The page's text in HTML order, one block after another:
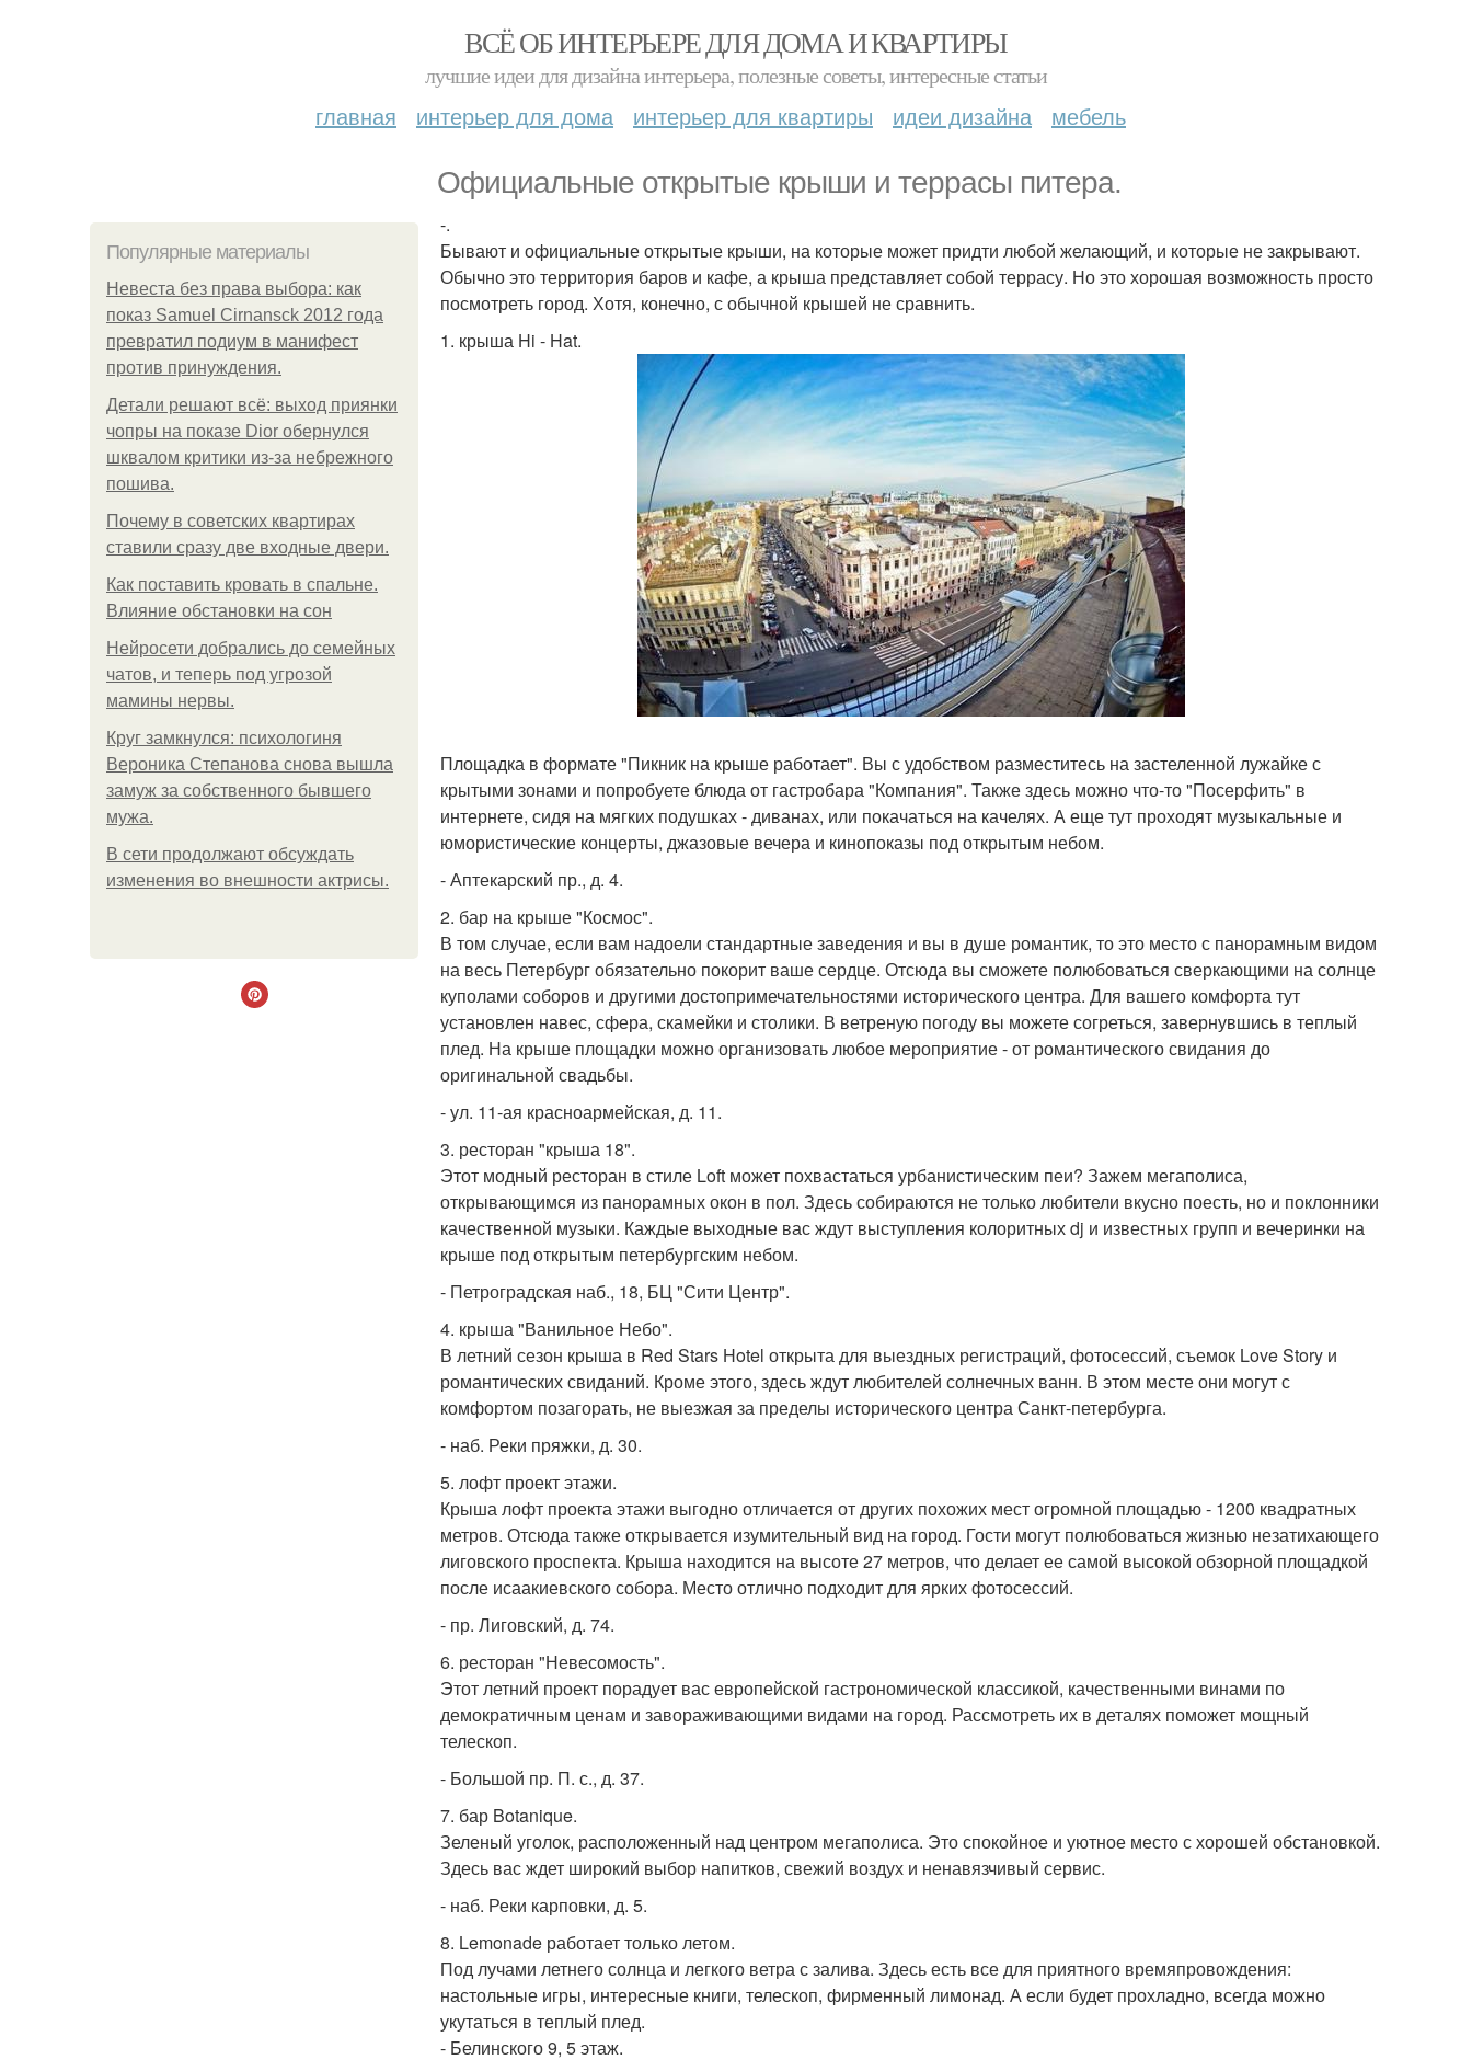
ВСЁ ОБ ИНТЕРЬЕРЕ ДЛЯ ДОМА И КВАРТИРЫ
лучшие идеи для дизайна интерьера, полезные советы, интересные статьи
главная интерьер для дома интерьер для квартиры идеи дизайна мебель
Официальные открытые крыши и террасы питера.
Популярные материалы
Невеста без права выбора: как
показ Samuel Cirnansck 2012 года
превратил подиум в манифест
против принуждения.
Детали решают всё: выход приянки
чопры на показе Dior обернулся
шквалом критики из-за небрежного
пошива.
Почему в советских квартирах
ставили сразу две входные двери.
Как поставить кровать в спальне.
Влияние обстановки на сон
Нейросети добрались до семейных
чатов, и теперь под угрозой
мамины нервы.
Круг замкнулся: психологиня
Вероника Степанова снова вышла
замуж за собственного бывшего
мужа.
В сети продолжают обсуждать
изменения во внешности актрисы.
-.
Бывают и официальные открытые крыши, на которые может придти любой желающий, и которые не закрывают.
Обычно это территория баров и кафе, а крыша представляет собой террасу. Но это хорошая возможность просто
посмотреть город. Хотя, конечно, с обычной крышей не сравнить.
1. крыша Hi - Hat.
Площадка в формате "Пикник на крыше работает". Вы с удобством разместитесь на застеленной лужайке с
крытыми зонами и попробуете блюда от гастробара "Компания". Также здесь можно что-то "Посерфить" в
интернете, сидя на мягких подушках - диванах, или покачаться на качелях. А еще тут проходят музыкальные и
юмористические концерты, джазовые вечера и кинопоказы под открытым небом.
- Аптекарский пр., д. 4.
2. бар на крыше "Космос".
В том случае, если вам надоели стандартные заведения и вы в душе романтик, то это место с панорамным видом
на весь Петербург обязательно покорит ваше сердце. Отсюда вы сможете полюбоваться сверкающими на солнце
куполами соборов и другими достопримечательностями исторического центра. Для вашего комфорта тут
установлен навес, сфера, скамейки и столики. В ветреную погоду вы можете согреться, завернувшись в теплый
плед. На крыше площадки можно организовать любое мероприятие - от романтического свидания до
оригинальной свадьбы.
- ул. 11-ая красноармейская, д. 11.
3. ресторан "крыша 18".
Этот модный ресторан в стиле Loft может похвастаться урбанистическим пеи? Зажем мегаполиса,
открывающимся из панорамных окон в пол. Здесь собираются не только любители вкусно поесть, но и поклонники
качественной музыки. Каждые выходные вас ждут выступления колоритных dj и известных групп и вечеринки на
крыше под открытым петербургским небом.
- Петроградская наб., 18, БЦ "Сити Центр".
4. крыша "Ванильное Небо".
В летний сезон крыша в Red Stars Hotel открыта для выездных регистраций, фотосессий, съемок Love Story и
романтических свиданий. Кроме этого, здесь ждут любителей солнечных ванн. В этом месте они могут с
комфортом позагорать, не выезжая за пределы исторического центра Санкт-петербурга.
- наб. Реки пряжки, д. 30.
5. лофт проект этажи.
Крыша лофт проекта этажи выгодно отличается от других похожих мест огромной площадью - 1200 квадратных
метров. Отсюда также открывается изумительный вид на город. Гости могут полюбоваться жизнью незатихающего
лиговского проспекта. Крыша находится на высоте 27 метров, что делает ее самой высокой обзорной площадкой
после исаакиевского собора. Место отлично подходит для ярких фотосессий.
- пр. Лиговский, д. 74.
6. ресторан "Невесомость".
Этот летний проект порадует вас европейской гастрономической классикой, качественными винами по
демократичным ценам и завораживающими видами на город. Рассмотреть их в деталях поможет мощный
телескоп.
- Большой пр. П. с., д. 37.
7. бар Botanique.
Зеленый уголок, расположенный над центром мегаполиса. Это спокойное и уютное место с хорошей обстановкой.
Здесь вас ждет широкий выбор напитков, свежий воздух и ненавязчивый сервис.
- наб. Реки карповки, д. 5.
8. Lemonade работает только летом.
Под лучами летнего солнца и легкого ветра с залива. Здесь есть все для приятного времяпровождения:
настольные игры, интересные книги, телескоп, фирменный лимонад. А если будет прохладно, всегда можно
укутаться в теплый плед.
- Белинского 9, 5 этаж.